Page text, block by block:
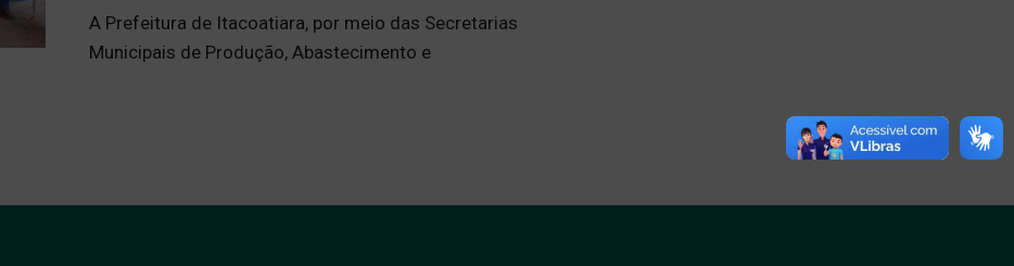
A Prefeitura de Itacoatiara, por meio das Secretarias
Municipais de Produção, Abastecimento e